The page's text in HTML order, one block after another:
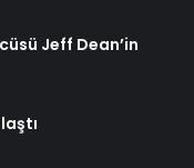
Jeff Dean’in